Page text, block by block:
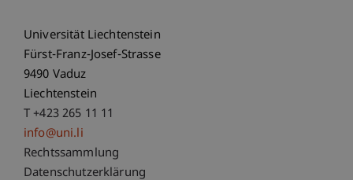
Universität Liechtenstein
Fürst-Franz-Josef-Strasse
9490 Vaduz
Liechtenstein
T +423 265 11 11
info@uni.li
Fußzeile Rechtliche Hinweise
Rechtssammlung
Datenschutzerklärung